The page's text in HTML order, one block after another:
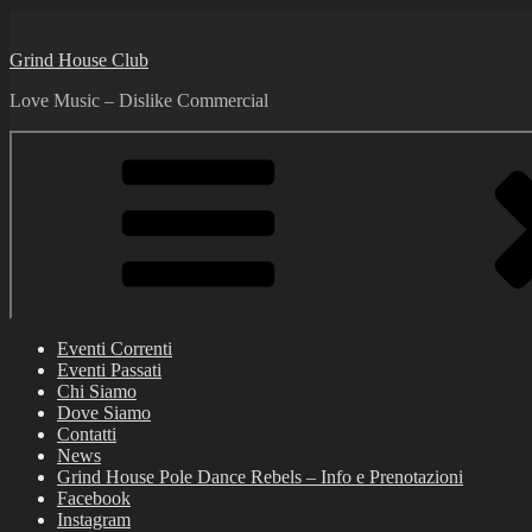
content
Grind House Club
Love Music – Dislike Commercial
Eventi Correnti
Eventi Passati
Chi Siamo
Dove Siamo
Contatti
News
Grind House Pole Dance Rebels – Info e Prenotazioni
Facebook
Instagram